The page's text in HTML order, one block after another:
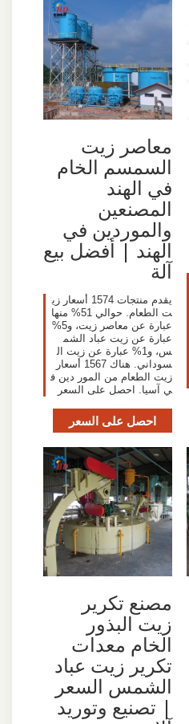
معاصر زيت
السمسم الخام
في الهند
المصنعين
والموردين في
الهند | أفضل بيع
آلة
يقدم منتجات 1574 أسعار زي
ت الطعام. حوالي 51% منها
عبارة عن معاصر زيت، و5%
عبارة عن زيت عباد الشم
س، و1% عبارة عن زيت ال
سوداني. هناك 1567 أسعار
زيت الطعام من المور دين ف
ي آسيا. احصل على السعر
احصل على السعر
مصنع تكرير
زيت البذور
الخام معدات
تكرير زيت عباد
الشمس السعر
| تصنيع وتوريد